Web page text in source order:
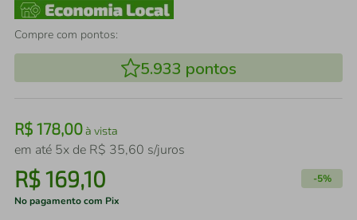
Compre com pontos:
5.933 pontos
R$ 178,00à vista
em até 5x de R$ 35,60 s/juros
R$169,10 -5%
No pagamento com Pix